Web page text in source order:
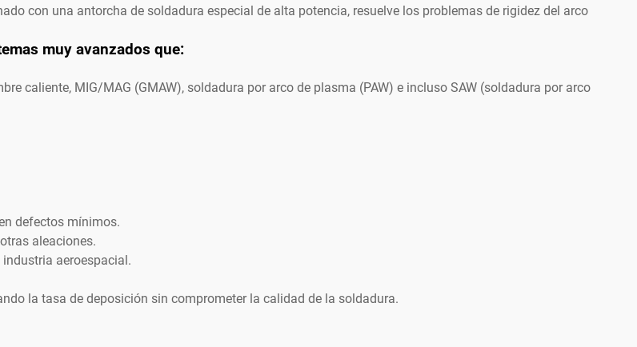
con una antorcha de soldadura especial de alta potencia, resuelve los problemas de rigidez del arco
muy avanzados que:
caliente, MIG/MAG (GMAW), soldadura por arco de plasma (PAW) e incluso SAW (soldadura por arco
defectos mínimos.
aleaciones.
aeroespacial.
la tasa de deposición sin comprometer la calidad de la soldadura.